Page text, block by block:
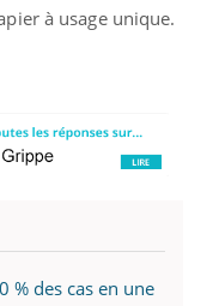
à usage unique.
% des cas en une